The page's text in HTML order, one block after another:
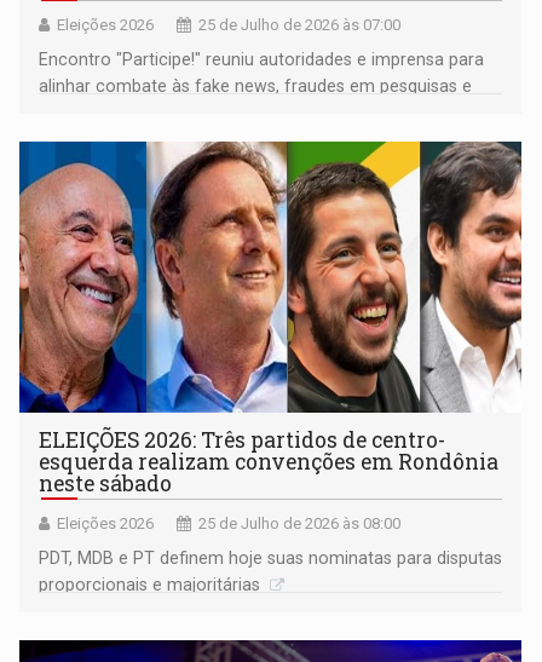
Eleições 2026 25 de Julho de 2026 às 07:00
Encontro "Participe!" reuniu autoridades e imprensa para
alinhar combate às fake news, fraudes em pesquisas e
ELEIÇÕES 2026: Três partidos de centro-
esquerda realizam convenções em Rondônia
neste sábado
Eleições 2026 25 de Julho de 2026 às 08:00
PDT, MDB e PT definem hoje suas nominatas para disputas
proporcionais e majoritárias